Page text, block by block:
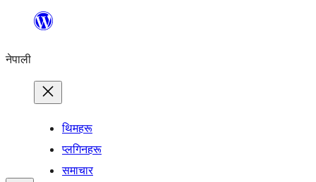
सामग्रीमा
नेपाली
थिमहरू
प्लगिनहरू
समाचार